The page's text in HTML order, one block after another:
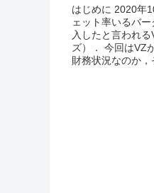
はじめに 2020年
ェット率いるバ
入したと言われ
ズ）． 今回はVZ
財務状況なのか，